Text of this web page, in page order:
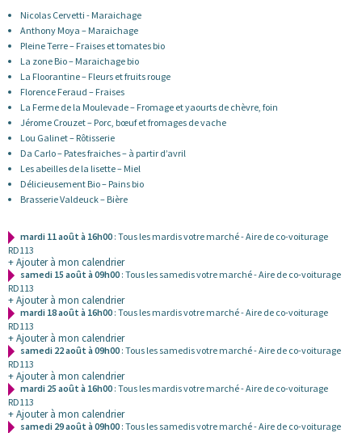
Nicolas Cervetti - Maraichage
Anthony Moya – Maraichage
Pleine Terre – Fraises et tomates bio
La zone Bio – Maraichage bio
La Floorantine – Fleurs et fruits rouge
Florence Feraud – Fraises
La Ferme de la Moulevade – Fromage et yaourts de chèvre, foin
Jérome Crouzet – Porc, bœuf et fromages de vache
Lou Galinet – Rôtisserie
Da Carlo – Pates fraiches – à partir d’avril
Les abeilles de la lisette – Miel
Délicieusement Bio – Pains bio
Brasserie Valdeuck – Bière
mardi 11 août à 16h00 : Tous les mardis votre marché - Aire de co-voiturage
RD113
+ Ajouter à mon calendrier
samedi 15 août à 09h00 : Tous les samedis votre marché - Aire de co-voiturage
RD113
+ Ajouter à mon calendrier
mardi 18 août à 16h00 : Tous les mardis votre marché - Aire de co-voiturage
RD113
+ Ajouter à mon calendrier
samedi 22 août à 09h00 : Tous les samedis votre marché - Aire de co-voiturage
RD113
+ Ajouter à mon calendrier
mardi 25 août à 16h00 : Tous les mardis votre marché - Aire de co-voiturage
RD113
+ Ajouter à mon calendrier
samedi 29 août à 09h00 : Tous les samedis votre marché - Aire de co-voiturage